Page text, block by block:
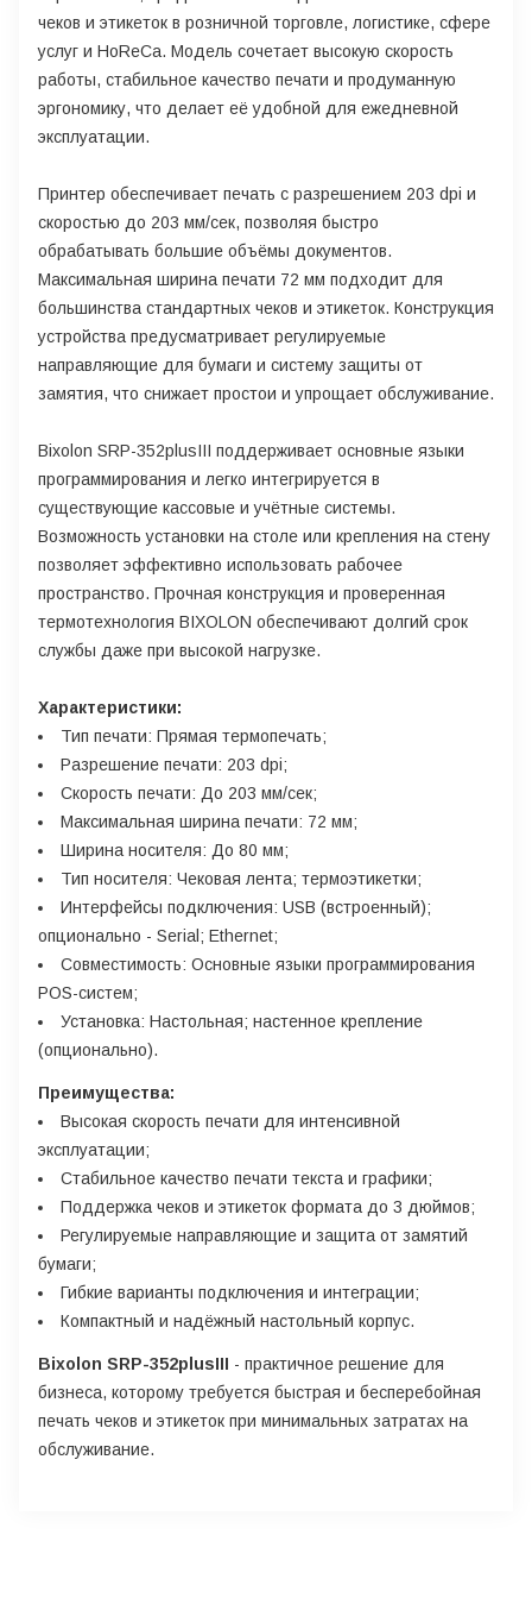
чеков и этикеток в розничной торговле, логистике, сфере
услуг и HoReCa. Модель сочетает высокую скорость
работы, стабильное качество печати и продуманную
эргономику, что делает её удобной для ежедневной
эксплуатации.
Принтер обеспечивает печать с разрешением 203 dpi и
скоростью до 203 мм/сек, позволяя быстро
обрабатывать большие объёмы документов.
Максимальная ширина печати 72 мм подходит для
большинства стандартных чеков и этикеток. Конструкция
устройства предусматривает регулируемые
направляющие для бумаги и систему защиты от
замятия, что снижает простои и упрощает обслуживание.
Bixolon SRP-352plusIII поддерживает основные языки
программирования и легко интегрируется в
существующие кассовые и учётные системы.
Возможность установки на столе или крепления на стену
позволяет эффективно использовать рабочее
пространство. Прочная конструкция и проверенная
термотехнология BIXOLON обеспечивают долгий срок
службы даже при высокой нагрузке.
Характеристики:
Тип печати: Прямая термопечать;
Разрешение печати: 203 dpi;
Скорость печати: До 203 мм/сек;
Максимальная ширина печати: 72 мм;
Ширина носителя: До 80 мм;
Тип носителя: Чековая лента; термоэтикетки;
Интерфейсы подключения: USB (встроенный);
опционально - Serial; Ethernet;
Совместимость: Основные языки программирования
POS-систем;
Установка: Настольная; настенное крепление
(опционально).
Преимущества:
Высокая скорость печати для интенсивной
эксплуатации;
Стабильное качество печати текста и графики;
Поддержка чеков и этикеток формата до 3 дюймов;
Регулируемые направляющие и защита от замятий
бумаги;
Гибкие варианты подключения и интеграции;
Компактный и надёжный настольный корпус.
Bixolon SRP-352plusIII - практичное решение для
бизнеса, которому требуется быстрая и бесперебойная
печать чеков и этикеток при минимальных затратах на
обслуживание.